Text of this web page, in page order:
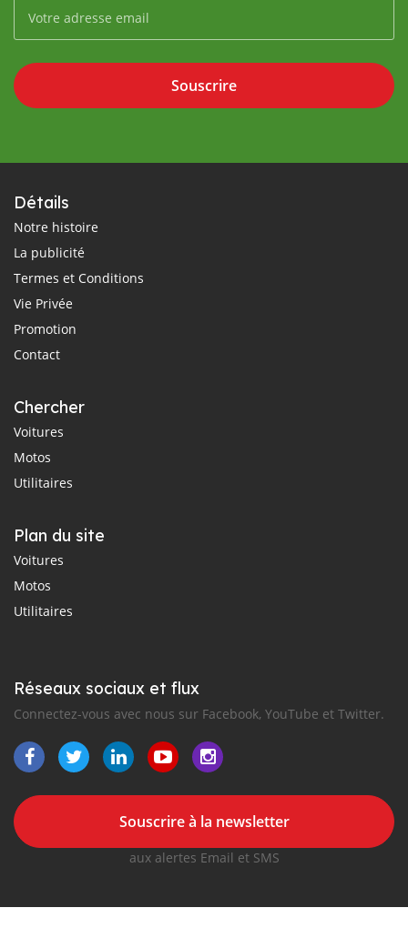
Souscrire
Détails
Notre histoire
La publicité
Termes et Conditions
Vie Privée
Promotion
Contact
Chercher
Voitures
Motos
Utilitaires
Plan du site
Voitures
Motos
Utilitaires
Réseaux sociaux et flux
Connectez-vous avec nous sur Facebook, YouTube et Twitter.
Souscrire à la newsletter
aux alertes Email et SMS